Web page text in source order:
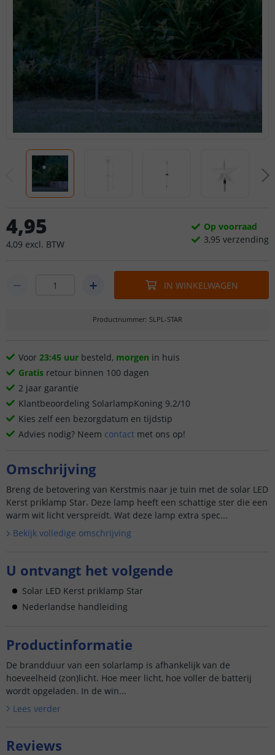
4,95
4,09 excl. BTW
Op voorraad
3,95 verzending
IN WINKELWAGEN
Productnummer: SLPL-STAR
Voor 23:45 uur besteld, morgen in huis
Gratis retour binnen 100 dagen
2 jaar garantie
Klantbeoordeling SolarlampKoning 9.2/10
Kies zelf een bezorgdatum en tijdstip
Advies nodig? Neem contact met ons op!
Omschrijving
Breng de betovering van Kerstmis naar je tuin met de solar LED
Kerst priklamp Star. Deze lamp heeft een schattige ster die een
warm wit licht verspreidt. Wat deze lamp extra spec...
Bekijk volledige omschrijving
U ontvangt het volgende
Solar LED Kerst priklamp Star
Nederlandse handleiding
Productinformatie
De brandduur van een solarlamp is afhankelijk van de
hoeveelheid (zon)licht. Hoe meer licht, hoe voller de batterij
wordt opgeladen. In de win...
Lees verder
Reviews